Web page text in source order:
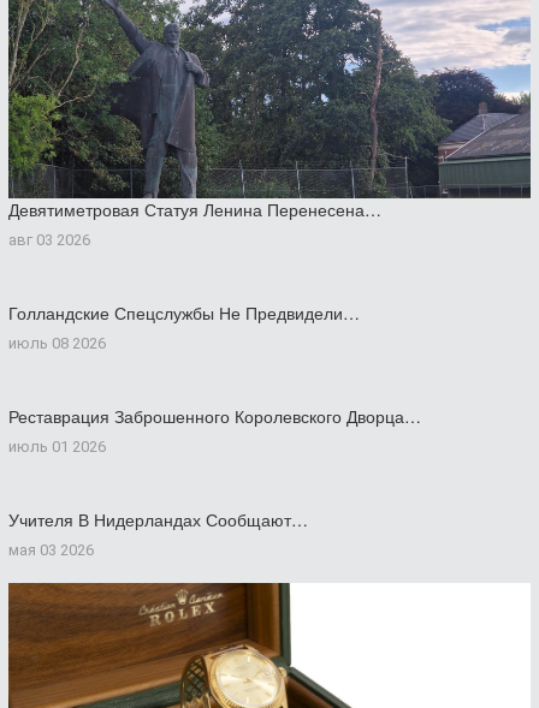
Девятиметровая Статуя Ленина Перенесена…
авг 03 2026
Голландские Спецслужбы Не Предвидели…
июль 08 2026
Реставрация Заброшенного Королевского Дворца…
июль 01 2026
Учителя В Нидерландах Сообщают…
мая 03 2026